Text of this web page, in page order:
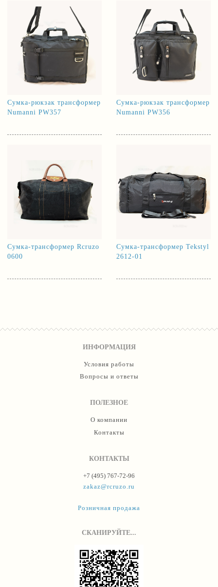
Сумка-рюкзак трансформер
Numanni PW357
Сумка-рюкзак трансформер
Numanni PW356
Сумка-трансформер Rcruzo
0600
Сумка-трансформер Tekstyl
2612-01
ИНФОРМАЦИЯ
Условия работы
Вопросы и ответы
ПОЛЕЗНОЕ
О компании
Контакты
КОНТАКТЫ
+7 (495) 767-72-96
zakaz@rcruzo.ru
Розничная продажа
СКАНИРУЙТЕ...